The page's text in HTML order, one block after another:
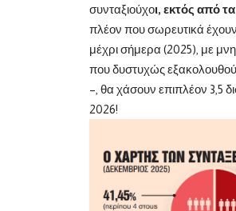
συνταξιούχοι, εκτός από
πλέον που σωρευτικά
μέχρι σήμερα (2025), με
που δυστυχώς
–, θα χάσουν επιπλέον 3,5
2026!